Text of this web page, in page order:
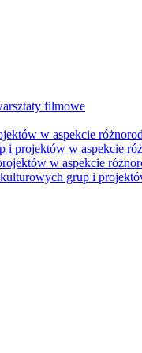
filmowe
w aspekcie
i projektów w aspekcie
w aspekcie
grup i